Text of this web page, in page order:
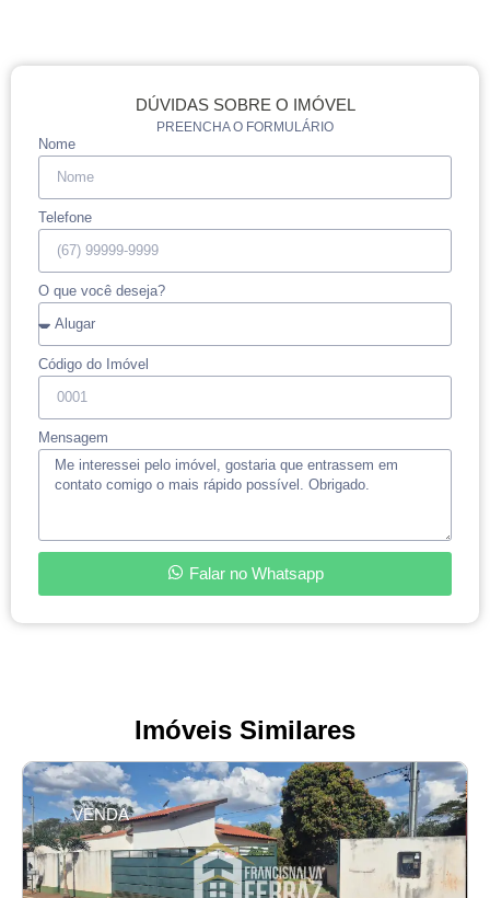
DÚVIDAS SOBRE O IMÓVEL
PREENCHA O FORMULÁRIO
Nome
Telefone
O que você deseja?
Código do Imóvel
Mensagem
Falar no Whatsapp
Imóveis Similares
VENDA